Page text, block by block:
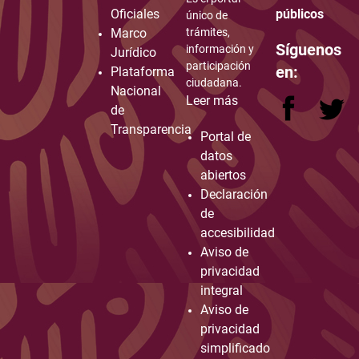
Oficiales
Marco
Jurídico
Plataforma
Nacional
de
Transparencia
único de
trámites,
información y
participación
ciudadana.
Leer más
Portal de
datos
abiertos
Declaración
de
accesibilidad
Aviso de
privacidad
integral
Aviso de
privacidad
simplificado
públicos
Síguenos
en: